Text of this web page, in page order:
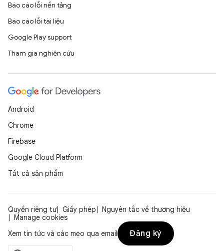
Báo cáo lỗi nền tảng
Báo cáo lỗi tài liệu
Google Play support
Tham gia nghiên cứu
Android
Chrome
Firebase
Google Cloud Platform
Tất cả sản phẩm
Quyền riêng tư Giấy phép
Nguyên tắc về thương hiệu
Manage cookies
Xem tin tức và các mẹo qua email
Đăng ký